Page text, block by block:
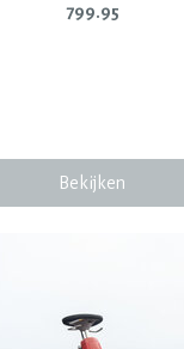
799.95
Bekijken